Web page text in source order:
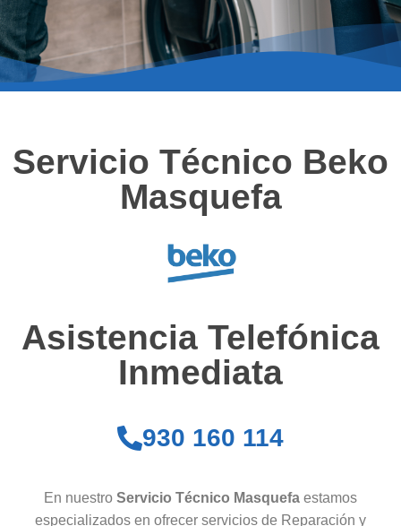
Servicio Técnico Beko
Masquefa
Asistencia Telefónica
Inmediata
930 160 114
En nuestro Servicio Técnico Masquefa estamos
especializados en ofrecer servicios de Reparación y